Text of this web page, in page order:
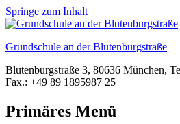
Springe zum Inhalt
Grundschule an der Blutenburgstraße
Blutenburgstraße 3, 80636 München,
Fax.: +49 89 1895987 25
Primäres Menü